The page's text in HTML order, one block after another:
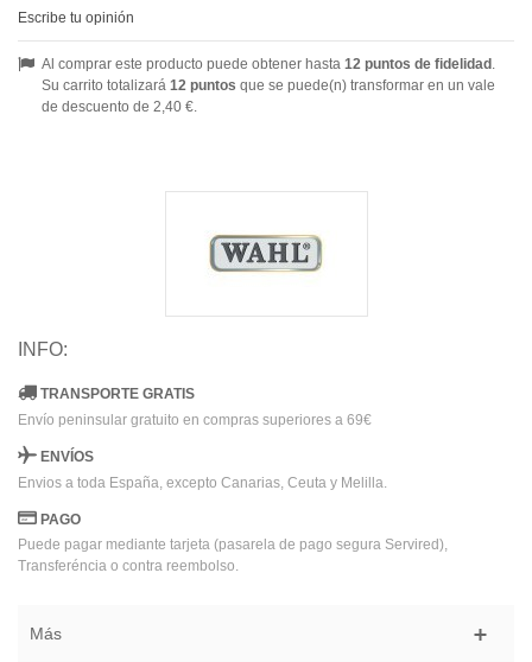
Escribe tu opinión
Al comprar este producto puede obtener hasta 12 puntos de fidelidad .
Su carrito totalizará 12 puntos que se puede(n) transformar en un vale
de descuento de 2,40 €.
INFO:
TRANSPORTE GRATIS
Envío peninsular gratuito en compras superiores a 69€
ENVÍOS
Envios a toda España, excepto Canarias, Ceuta y Melilla.
PAGO
Puede pagar mediante tarjeta (pasarela de pago segura Servired),
Transferéncia o contra reembolso.
Más